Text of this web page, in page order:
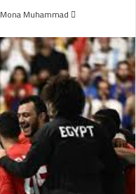
Mona Muhammad